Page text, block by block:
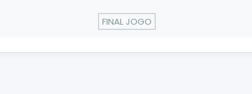
FINAL JOGO